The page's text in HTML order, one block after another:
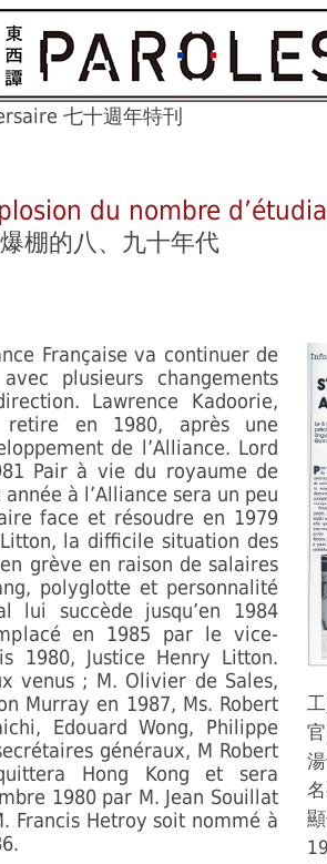
七十週年特刊
du nombre
棚的八、九十年代
Française va continuer de
plusieurs changements
Lawrence Kadoorie,
retire en 1980, après une
de l’Alliance. Lord
Pair à vie du royaume de
à l’Alliance sera un peu
face et résoudre en 1979
la difficile situation des
grève en raison de salaires
polyglotte et personnalité
lui succède jusqu’en 1984
en 1985 par le vice-
1980, Justice Henry Litton.
venus ; M. Olivier de Sales,
Murray en 1987, Ms. Robert
Edouard Wong, Philippe
généraux, M Robert
Hong Kong et sera
1980 par M. Jean Souillat
Francis Hetroy soit nommé à